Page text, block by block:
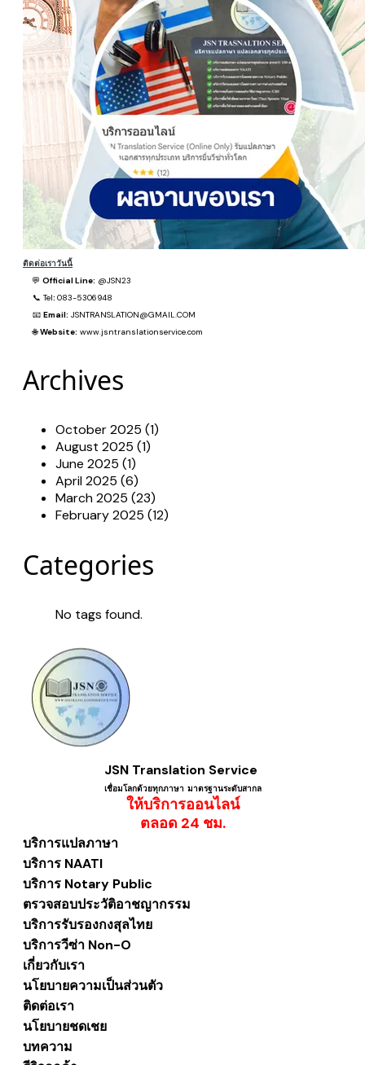
ติดต่อเราวันนี้
💬 Official Line: @JSN23
📞 Tel: 083-5306948
📧 Email: JSNTRANSLATION@GMAIL.COM
🌐Website: www.jsntranslationservice.com
Archives
October 2025 (1)
August 2025 (1)
June 2025 (1)
April 2025 (6)
March 2025 (23)
February 2025 (12)
Categories
No tags found.
JSN Translation Service
เชื่อมโลกด้วยทุกภาษา ​มาตรฐานระดับสากล
ให้บริการออนไลน์
​ตลอด 24 ชม.
บริการแปลภาษา
บริการ NAATI
บริการ Notary Public
ตรวจสอบประวัติอาชญากรรม
บริการรับรองกงสุลไทย
บริการวีซ่า Non-O
เกี่ยวกับเรา
นโยบายความเป็นส่วนตัว
ติดต่อเรา
นโยบายชดเชย
บทความ